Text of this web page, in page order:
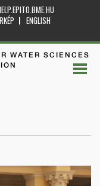
ENGLISH
WATER SCIENCES